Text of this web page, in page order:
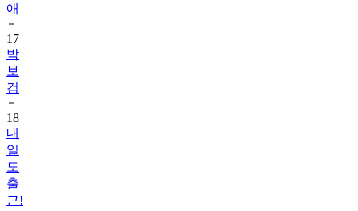
애
17
박
보
검
18
내
일
도
출
근!